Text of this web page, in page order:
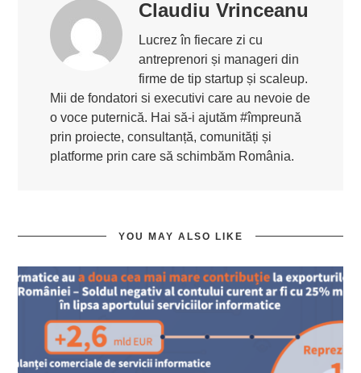
Claudiu Vrinceanu
Lucrez în fiecare zi cu
antreprenori și manageri din
firme de tip startup și scaleup.
Mii de fondatori si executivi care au nevoie de
o voce puternică. Hai să-i ajutăm #împreună
prin proiecte, consultanță, comunități și
platforme prin care să schimbăm România.
YOU MAY ALSO LIKE